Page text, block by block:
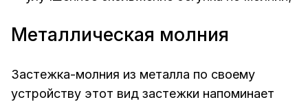
Металлическая молния
Застежка-молния из металла по своему
устройству этот вид застежки напоминает